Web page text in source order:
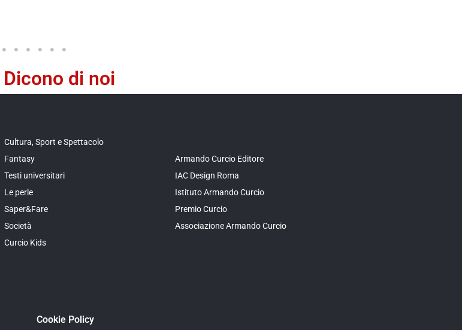
Dicono di noi
Cultura, Sport e Spettacolo
Fantasy
Testi universitari
Le perle
Saper&Fare
Società
Curcio Kids
Armando Curcio Editore
IAC Design Roma
Istituto Armando Curcio
Premio Curcio
Associazione Armando Curcio
Cookie Policy